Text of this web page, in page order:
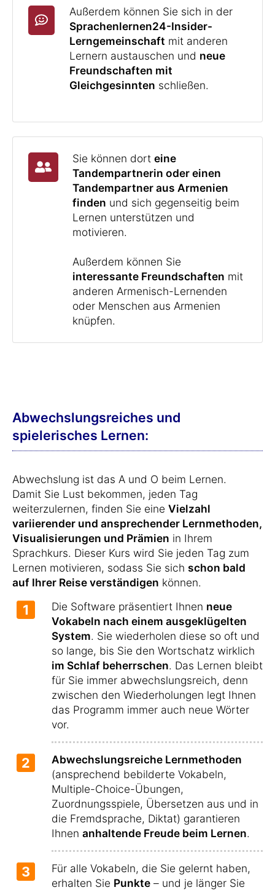
Außerdem können Sie sich in der
Sprachenlernen24-Insider-
Lerngemeinschaft mit anderen
Lernern austauschen und neue
Freundschaften mit
Gleichgesinnten schließen.
Sie können dort eine
Tandempartnerin oder einen
Tandempartner aus Armenien
finden und sich gegenseitig beim
Lernen unterstützen und
motivieren.
Außerdem können Sie
interessante Freundschaften mit
anderen Armenisch-Lernenden
oder Menschen aus Armenien
knüpfen.
Abwechslungsreiches und
spielerisches Lernen:
Abwechslung ist das A und O beim Lernen.
Damit Sie Lust bekommen, jeden Tag
weiterzulernen, finden Sie eine Vielzahl
variierender und ansprechender Lernmethoden,
Visualisierungen und Prämien in Ihrem
Sprachkurs. Dieser Kurs wird Sie jeden Tag zum
Lernen motivieren, sodass Sie sich schon bald
auf Ihrer Reise verständigen können.
1 Die Software präsentiert Ihnen neue
Vokabeln nach einem ausgeklügelten
System. Sie wiederholen diese so oft und
so lange, bis Sie den Wortschatz wirklich
im Schlaf beherrschen. Das Lernen bleibt
für Sie immer abwechslungsreich, denn
zwischen den Wiederholungen legt Ihnen
das Programm immer auch neue Wörter
vor.
2
Abwechslungsreiche Lernmethoden
(ansprechend bebilderte Vokabeln,
Multiple-Choice-Übungen,
Zuordnungsspiele, Übersetzen aus und in
die Fremdsprache, Diktat) garantieren
Ihnen anhaltende Freude beim Lernen.
3
Für alle Vokabeln, die Sie gelernt haben,
erhalten Sie Punkte – und je länger Sie